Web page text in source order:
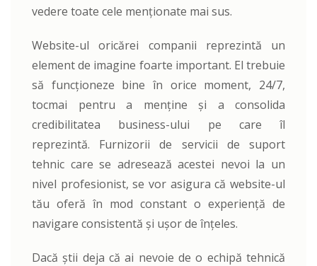
vedere toate cele menționate mai sus.
Website-ul oricărei companii reprezintă un
element de imagine foarte important. El trebuie
să funcționeze bine în orice moment, 24/7,
tocmai pentru a menține și a consolida
credibilitatea business-ului pe care îl
reprezintă. Furnizorii de servicii de suport
tehnic care se adresează acestei nevoi la un
nivel profesionist, se vor asigura că website-ul
tău oferă în mod constant o experiență de
navigare consistentă și ușor de înțeles.
Dacă știi deja că ai nevoie de o echipă tehnică